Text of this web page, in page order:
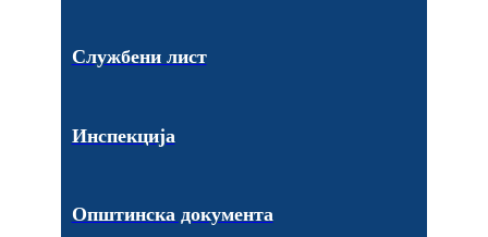
Службени лист
Инспекција
Општинска документа